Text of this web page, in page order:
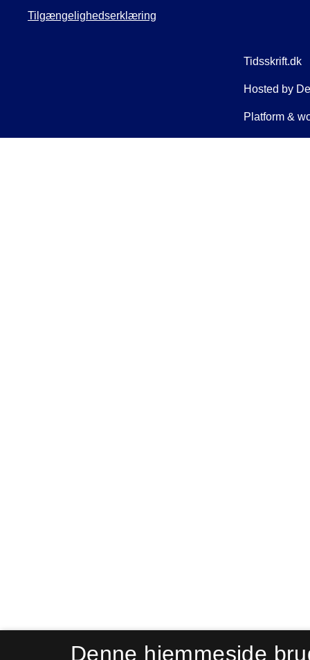
Tilgængelighedserklæring
Denne hjemmeside